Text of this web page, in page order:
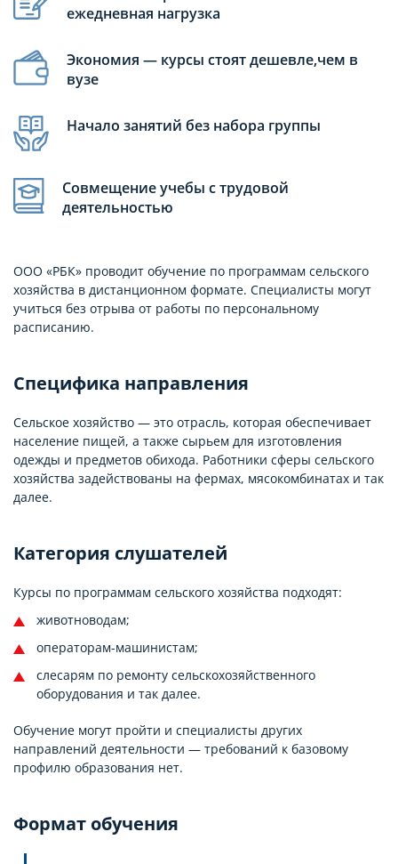
ежедневная нагрузка
Экономия — курсы стоят дешевле,чем в
вузе
Начало занятий без набора группы
Совмещение учебы с трудовой
деятельностью
ООО «РБК» проводит обучение по программам сельского
хозяйства в дистанционном формате. Специалисты могут
учиться без отрыва от работы по персональному
расписанию.
Специфика направления
Сельское хозяйство — это отрасль, которая обеспечивает
население пищей, а также сырьем для изготовления
одежды и предметов обихода. Работники сферы сельского
хозяйства задействованы на фермах, мясокомбинатах и так
далее.
Категория слушателей
Курсы по программам сельского хозяйства подходят:
животноводам;
операторам-машинистам;
слесарям по ремонту сельскохозяйственного
оборудования и так далее.
Обучение могут пройти и специалисты других
направлений деятельности — требований к базовому
профилю образования нет.
Формат обучения